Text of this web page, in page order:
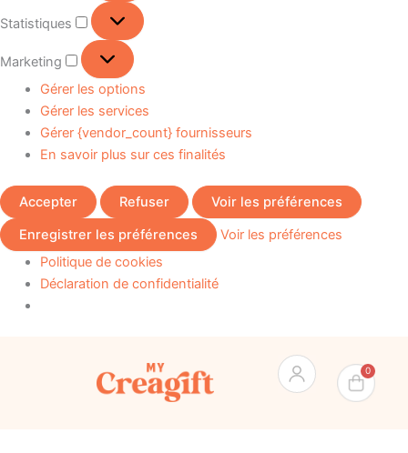
Statistiques
Marketing
Gérer les options
Gérer les services
Gérer {vendor_count} fournisseurs
En savoir plus sur ces finalités
Accepter Refuser
Voir les préférences
Enregistrer les préférences
Voir les préférences
Politique de cookies
Déclaration de confidentialité
0